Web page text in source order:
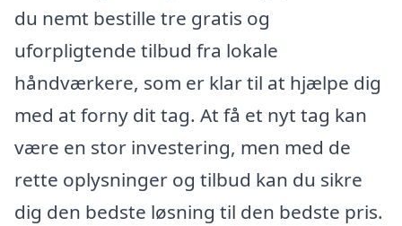
du nemt bestille tre gratis og
uforpligtende tilbud fra lokale
håndværkere, som er klar til at hjælpe dig
med at forny dit tag. At få et nyt tag kan
være en stor investering, men med de
rette oplysninger og tilbud kan du sikre
dig den bedste løsning til den bedste pris.